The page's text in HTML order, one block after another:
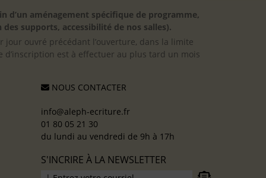
d’un aménagement spécifique de programme,
supports, accessibilité de nos salles).
jour ouvré précédant l’ouverture, dans la limite
est à effectuer au plus tard un mois
NOUS CONTACTER
info@aleph-ecriture.fr
01 80 05 21 30
du lundi au vendredi de 9h à 17h
S'INCRIRE À LA NEWSLETTER